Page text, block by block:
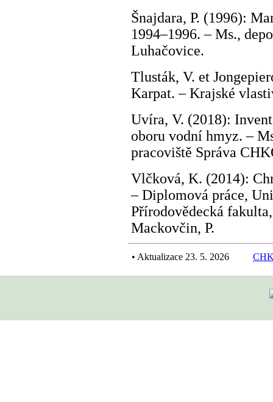
Šnajdara, P. (1996):
1994–1996. – Ms.,
Luhačovice.
Tlusták, V. et
Karpat. – Krajské
Uvíra, V. (2018):
oboru vodní hmyz. –
pracoviště Správa
Vlčková, K. (2014):
– Diplomová práce,
Přírodovědecká
Mackovčin, P.
• Aktualizace 23. 5. 2026